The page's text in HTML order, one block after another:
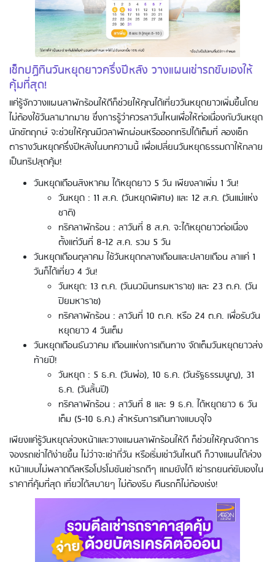
เช็กปฏิทินวันหยุดยาวครึ่งปีหลัง วางแผนเช่ารถขับเองให้
คุ้มที่สุด!
แค่รู้จักวางแผนลาพักร้อนให้ดีก็ช่วยให้คุณได้เที่ยววันหยุดยาวเพิ่มขึ้นโดย
ไม่ต้องใช้วันลามากมาย ซึ่งการรู้ว่าควรลาวันไหนเพื่อให้ต่อเนื่องกับวันหยุด
นักขัตฤกษ์ จะช่วยให้คุณมีเวลาพักผ่อนหรือออกทริปได้เต็มที่ ลองเช็ก
ตารางวันหยุดครึ่งปีหลังในบทความนี้ เพื่อเปลี่ยนวันหยุดธรรมดาให้กลาย
เป็นทริปสุดคุ้ม!
วันหยุดเดือนสิงหาคม ได้หยุดยาว 5 วัน เพียงลาเพิ่ม 1 วัน!
วันหยุด : 11 ส.ค. (วันหยุดพิเศษ) และ 12 ส.ค. (วันแม่แห่ง
ชาติ)
ทริคลาพักร้อน : ลาวันที่ 8 ส.ค. จะได้หยุดยาวต่อเนื่อง
ตั้งแต่วันที่ 8-12 ส.ค. รวม 5 วัน
วันหยุดเดือนตุลาคม ใช้วันหยุดกลางเดือนและปลายเดือน ลาแค่ 1
วันก็ได้เที่ยว 4 วัน!
วันหยุด: 13 ต.ค. (วันนวมินทรมหาราช) และ 23 ต.ค. (วัน
ปิยมหาราช)
ทริคลาพักร้อน : ลาวันที่ 10 ต.ค. หรือ 24 ต.ค. เพื่อรับวัน
หยุดยาว 4 วันเต็ม
วันหยุดเดือนธันวาคม เดือนแห่งการเดินทาง จัดเต็มวันหยุดยาวส่ง
ท้ายปี!
วันหยุด : 5 ธ.ค. (วันพ่อ), 10 ธ.ค. (วันรัฐธรรมนูญ), 31
ธ.ค. (วันสิ้นปี)
ทริคลาพักร้อน : ลาวันที่ 8 และ 9 ธ.ค. ได้หยุดยาว 6 วัน
เต็ม (5-10 ธ.ค.) สำหรับการเดินทางแบบจุใจ
เพียงแค่รู้วันหยุดล่วงหน้าและวางแผนลาพักร้อนให้ดี ก็ช่วยให้คุณจัดการ
จองรถเช่าได้ง่ายขึ้น ไม่ว่าจะเช่ากี่วัน หรือเริ่มเช่าวันไหนดี ก็วางแผนได้ล่วง
หน้าแบบไม่พลาดดีลหรือโปรโมชันเช่ารถดีๆ แถมยังได้ เช่ารถยนต์ขับเองใน
ราคาที่คุ้มที่สุด เที่ยวได้สบายๆ ไม่ต้องรีบ คืนรถก็ไม่ต้องเร่ง!